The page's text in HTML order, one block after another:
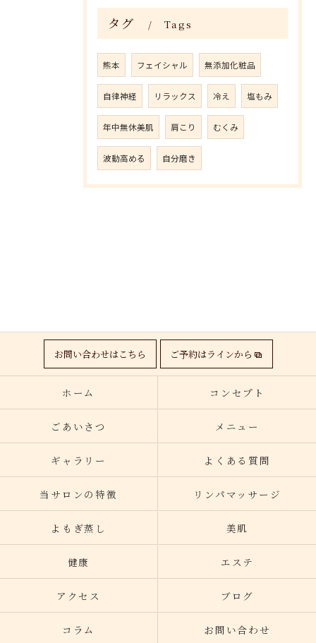
タグ Tags
熊本 フェイシャル 無添加化粧品
自律神経 リラックス 冷え 塩もみ
年中無休美肌 肩こり むくみ
波動高める 自分磨き
お問い合わせはこちら ご予約はラインから
ホーム コンセプト
ごあいさつ メニュー
ギャラリー よくある質問
当サロンの特徴 リンパマッサージ
よもぎ蒸し 美肌
健康 エステ
アクセス ブログ
コラム お問い合わせ